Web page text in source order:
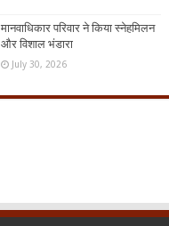
मानवाधिकार परिवार ने किया स्नेहमिलन
और विशाल भंडारा
July 30, 2026